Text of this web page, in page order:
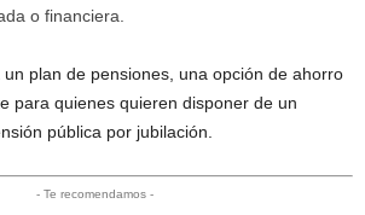
o financiera.
plan de pensiones, una opción de ahorro
para quienes quieren disponer de un
pública por jubilación.
- Te recomendamos -